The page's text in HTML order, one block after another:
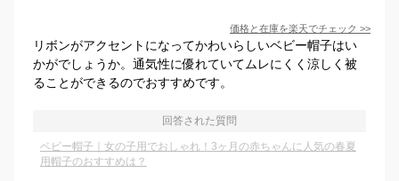
価格と在庫を楽天でチェック >>
リボンがアクセントになってかわいらしいベビー帽子はい
かがでしょうか。通気性に優れていてムレにくく涼しく被
ることができるのでおすすめです。
回答された質問
ベビー帽子｜女の子用でおしゃれ！3ヶ月の赤ちゃんに人気の春夏
用帽子のおすすめは？